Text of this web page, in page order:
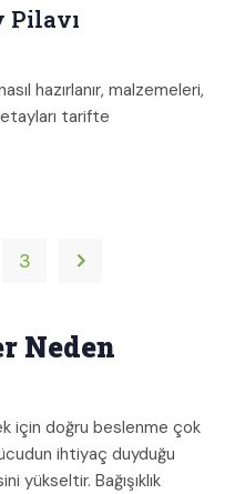
Pilavı
hazırlanır, malzemeleri,
tarifte
3
Neden
için doğru beslenme çok
ihtiyaç duyduğu
yükseltir. Bağışıklık